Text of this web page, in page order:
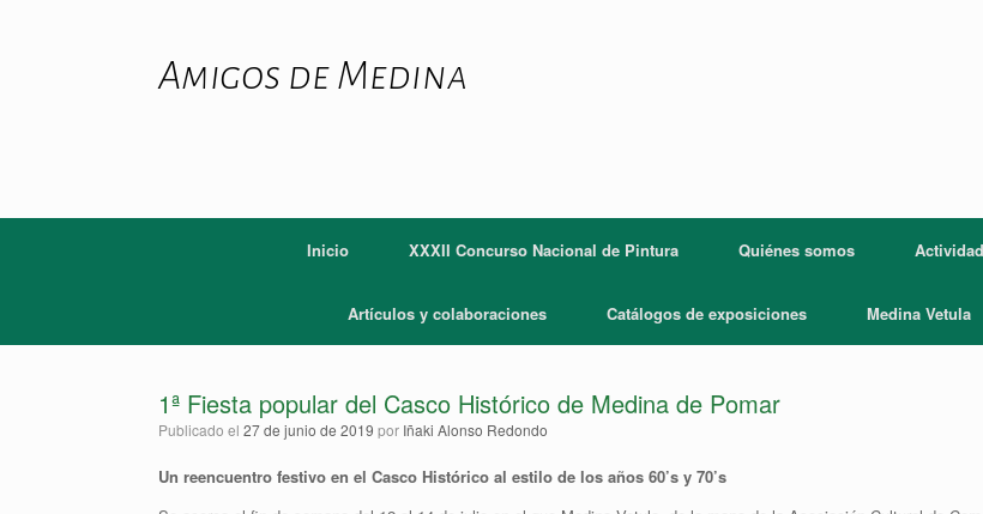
Amigos de Medina
Inicio XXXII Concurso Nacional de Pintura Quiénes somos
Artículos y colaboraciones Catálogos de exposiciones Medina Vetula
1ª Fiesta popular del Casco Histórico de Medina de Pomar
Publicado el 27 de junio de 2019 por Iñaki Alonso Redondo
Un reencuentro festivo en el Casco Histórico al estilo de los años 60’s y 70’s